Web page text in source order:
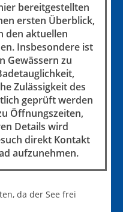
bereitgestellten
ersten Überblick,
den aktuellen
Insbesondere ist
Gewässern zu
Zulässigkeit des
geprüft werden
Öffnungszeiten,
Details wird
direkt Kontakt
aufzunehmen.
da der See frei